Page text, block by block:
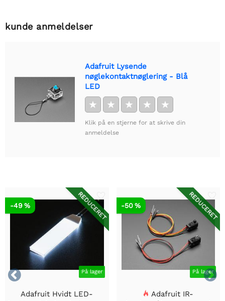
kunde anmeldelser
Adafruit Lysende
nøglekontaktnøglering - Blå
LED
★ ★ ★ ★ ★
Klik på en stjerne for at skrive din
anmeldelse


REDUCERET
På lager
-49 %
Adafruit Hvidt LED-
REDUCERET
På lager
-50 %
Adafruit IR-